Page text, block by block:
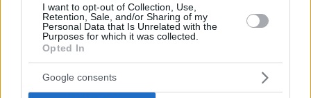
I want to opt-out of Collection, Use,
Retention, Sale, and/or Sharing of my
Personal Data that Is Unrelated with the
Purposes for which it was collected.
Opted In
Google consents